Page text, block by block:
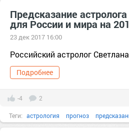
Предсказание
для России и мира на
23 дек 2017 16:00
Российский астролог
Подробнее
-4 2
Теги: астрология прогноз